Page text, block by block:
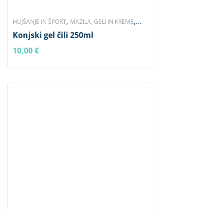
HUJŠANJE IN ŠPORT, MAZILA, GELI IN KREME,
SKLEPI, OKOSTJE, MIŠICE,SRCE, OŽILJE IN
PREKRVAVITEV
Konjski gel čili 250ml
10,00€